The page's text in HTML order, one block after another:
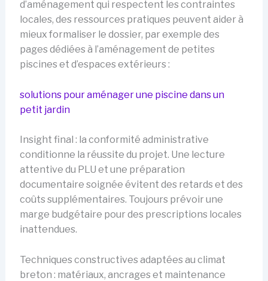
d’aménagement qui respectent les contraintes
locales, des ressources pratiques peuvent aider à
mieux formaliser le dossier, par exemple des
pages dédiées à l’aménagement de petites
piscines et d’espaces extérieurs :
solutions pour aménager une piscine dans un
petit jardin
Insight final : la conformité administrative
conditionne la réussite du projet. Une lecture
attentive du PLU et une préparation
documentaire soignée évitent des retards et des
coûts supplémentaires. Toujours prévoir une
marge budgétaire pour des prescriptions locales
inattendues.
Techniques constructives adaptées au climat
breton : matériaux, ancrages et maintenance